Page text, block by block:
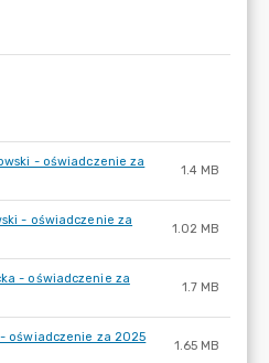
- oświadczenie za
1.4 MB
- oświadczenie za
1.02 MB
- oświadczenie za
1.7 MB
oświadczenie za 2025
1.65 MB